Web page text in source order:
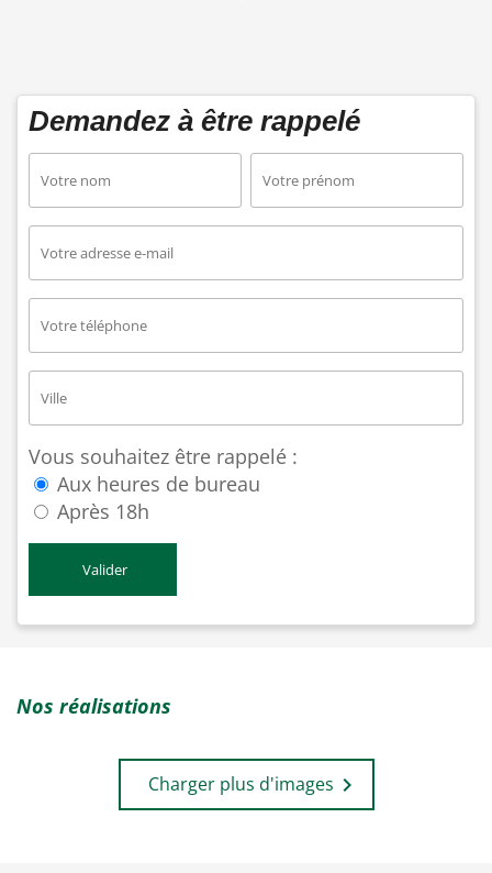
Demandez à être rappelé
Vous souhaitez être rappelé :
Aux heures de bureau
Après 18h
Nos réalisations
Charger plus d'images keyboard_arrow_right